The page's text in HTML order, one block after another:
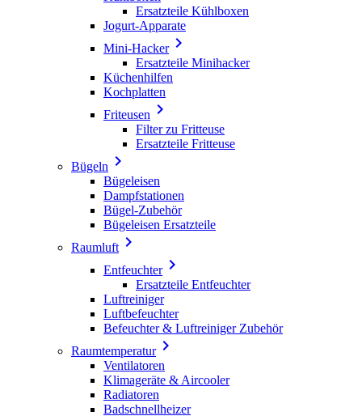
Ersatzteile Kühlboxen
Jogurt-Apparate
Mini-Hacker
Ersatzteile Minihacker
Küchenhilfen
Kochplatten
Friteusen 
Filter zu Fritteuse
Ersatzteile Fritteuse
Bügeln 
Bügeleisen
Dampfstationen
Bügel-Zubehör
Bügeleisen Ersatzteile
Raumluft 
Entfeuchter
Ersatzteile Entfeuchter
Luftreiniger
Luftbefeuchter
Befeuchter & Luftreiniger Zubehör
Raumtemperatur
Ventilatoren
Klimageräte & Aircooler
Radiatoren
Badschnellheizer